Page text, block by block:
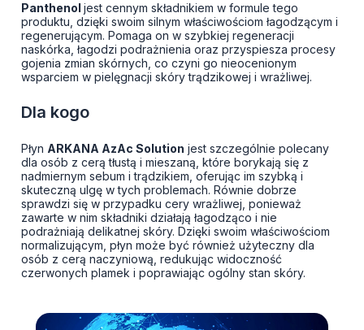
Panthenol jest cennym składnikiem w formule tego
produktu, dzięki swoim silnym właściwościom łagodzącym i
regenerującym. Pomaga on w szybkiej regeneracji
naskórka, łagodzi podrażnienia oraz przyspiesza procesy
gojenia zmian skórnych, co czyni go nieocenionym
wsparciem w pielęgnacji skóry trądzikowej i wrażliwej.
Dla kogo
Płyn ARKANA AzAc Solution jest szczególnie polecany
dla osób z cerą tłustą i mieszaną, które borykają się z
nadmiernym sebum i trądzikiem, oferując im szybką i
skuteczną ulgę w tych problemach. Równie dobrze
sprawdzi się w przypadku cery wrażliwej, ponieważ
zawarte w nim składniki działają łagodząco i nie
podrażniają delikatnej skóry. Dzięki swoim właściwościom
normalizującym, płyn może być również użyteczny dla
osób z cerą naczyniową, redukując widoczność
czerwonych plamek i poprawiając ogólny stan skóry.